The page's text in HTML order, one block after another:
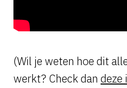
(Wil je weten hoe dit
werkt? Check dan deze